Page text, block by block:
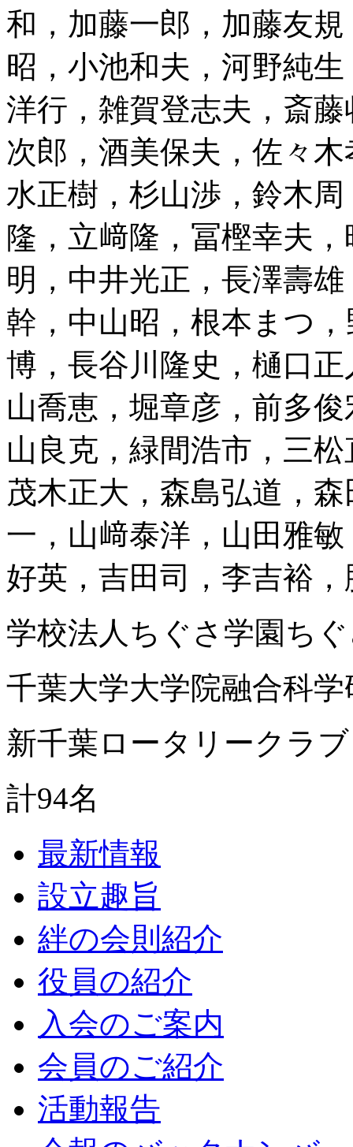
和，加藤一郎，加藤友
昭，小池和夫，河野純
洋行，雑賀登志夫，斎
次郎，酒美保夫，佐々
水正樹，杉山渉，鈴木
隆，立﨑隆，冨樫幸夫
明，中井光正，長澤壽
幹，中山昭，根本まつ
博，長谷川隆史，樋口
山喬恵，堀章彦，前多
山良克，緑間浩市，三
茂木正大，森島弘道，
一，山﨑泰洋，山田雅
好英，吉田司，李吉裕
学校法人ちぐさ学園ち
千葉大学大学院融合科
新千葉ロータリーク
計94名
最新情報
設立趣旨
絆の会則紹介
役員の紹介
入会のご案内
会員のご紹介
活動報告